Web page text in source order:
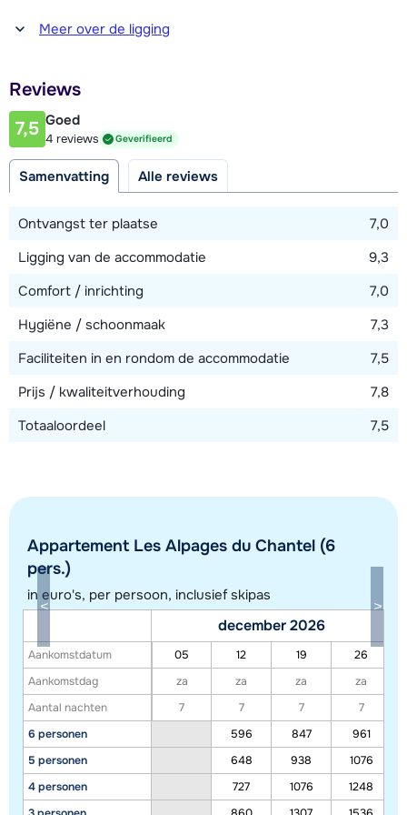
Afstand tot piste
50 meter
400 meter (via piste)
Bekijk kaart
Toon alle accommodaties in dit gebied
exacte locatie kan enigszins afwijken.
Meer over de ligging
Reviews
7,5 Goed
4 reviews Geverifieerd
Samenvatting Alle reviews
Ontvangst ter plaatse
7,0
Ligging van de accommodatie
9,3
Comfort / inrichting
7,0
Hygiëne / schoonmaak
7,3
Faciliteiten in en rondom de accommodatie
7,5
Prijs / kwaliteitverhouding
7,8
Totaaloordeel
7,5
Appartement Les Alpages du Chantel (6
pers.)
in euro's, per persoon, inclusief skipas
Aankomstdatum
Aankomstdag
Aantal nachten
6 personen
5 personen
4 personen
december 2026
05 12 19
26
za
za za
za
7
7 7
7
596
847
961
648
938
1076
727
1076
1248